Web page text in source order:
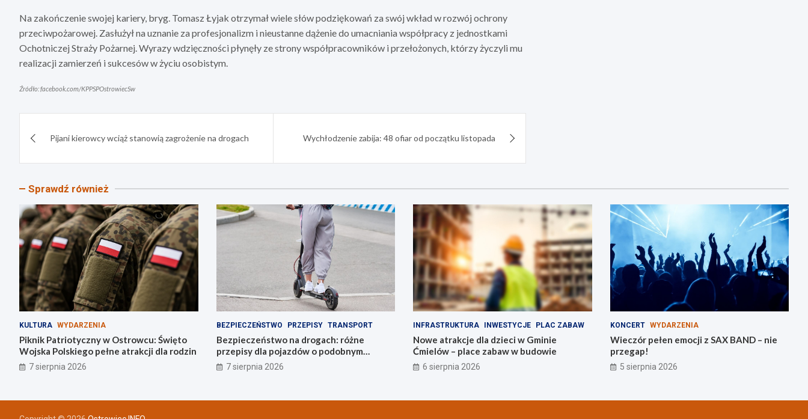
Na zakończenie swojej kariery, bryg. Tomasz Łyjak otrzymał wiele słów podziękowań za swój wkład w rozwój ochrony
przeciwpożarowej. Zasłużył na uznanie za profesjonalizm i nieustanne dążenie do umacniania współpracy z jednostkami
Ochotniczej Straży Pożarnej. Wyrazy wdzięczności płynęły ze strony współpracowników i przełożonych, którzy życzyli mu
realizacji zamierzeń i sukcesów w życiu osobistym.
Źródło: facebook.com/KPPSPOstrowiecSw
wpisuPijani kierowcy wciąż stanowią zagrożenie na drogach Wychłodzenie zabija: 48 ofiar od początku listopada
Sprawdź również
KULTURA WYDARZENIA
Piknik Patriotyczny w Ostrowcu: Święto
Wojska Polskiego pełne atrakcji dla rodzin
7 sierpnia 2026
BEZPIECZEŃSTWO PRZEPISY TRANSPORT
Bezpieczeństwo na drogach: różne
przepisy dla pojazdów o podobnym
napędzie
7 sierpnia 2026
INFRASTRUKTURA INWESTYCJE PLAC ZABAW
Nowe atrakcje dla dzieci w Gminie
Ćmielów – place zabaw w budowie
6 sierpnia 2026
KONCERT WYDARZENIA
Wieczór pełen emocji z SAX BAND – nie
przegap!
5 sierpnia 2026